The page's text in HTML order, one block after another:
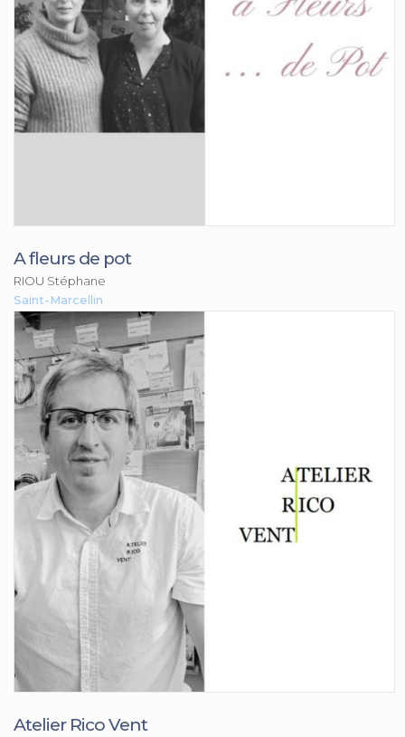
A fleurs de pot
RIOU Stéphane
Saint-Marcellin
Atelier Rico Vent